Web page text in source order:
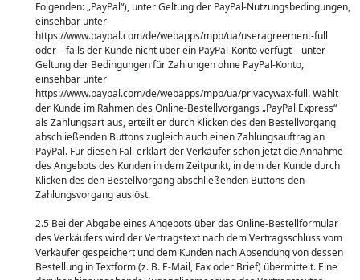
Folgenden: „PayPal“), unter Geltung der PayPal-Nutzungsbedingungen,
einsehbar unter
https://www.paypal.com/de/webapps/mpp/ua/useragreement-full
oder – falls der Kunde nicht über ein PayPal-Konto verfügt – unter
Geltung der Bedingungen für Zahlungen ohne PayPal-Konto,
einsehbar unter
https://www.paypal.com/de/webapps/mpp/ua/privacywax-full. Wählt
der Kunde im Rahmen des Online-Bestellvorgangs „PayPal Express“
als Zahlungsart aus, erteilt er durch Klicken des den Bestellvorgang
abschließenden Buttons zugleich auch einen Zahlungsauftrag an
PayPal. Für diesen Fall erklärt der Verkäufer schon jetzt die Annahme
des Angebots des Kunden in dem Zeitpunkt, in dem der Kunde durch
Klicken des den Bestellvorgang abschließenden Buttons den
Zahlungsvorgang auslöst.
2.5 Bei der Abgabe eines Angebots über das Online-Bestellformular
des Verkäufers wird der Vertragstext nach dem Vertragsschluss vom
Verkäufer gespeichert und dem Kunden nach Absendung von dessen
Bestellung in Textform (z. B. E-Mail, Fax oder Brief) übermittelt. Eine